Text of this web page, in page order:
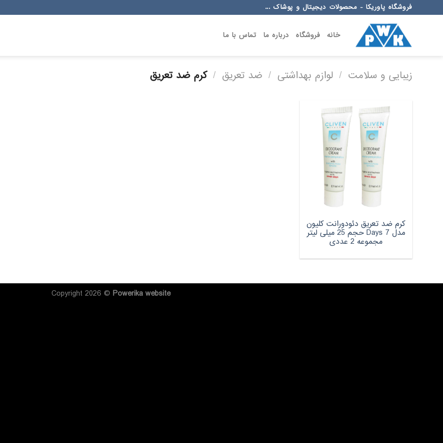
to
فروشگاه پاوریکا - محصولات دیجیتال و پوشاک ...
خانه فروشگاه درباره ما تماس با ما
زیبایی و سلامت / لوازم بهداشتی / ضد تعریق / کرم ضد تعریق
کرم ضد تعریق دئودورانت کلیون
مدل 7 Days حجم 25 میلی لیتر
مجموعه 2 عددی
Copyright 2026 © Powerikawebsite